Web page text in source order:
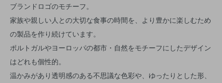
ブランドロゴのモチーフ。
家族や親しい人との大切な食事の時間を、より豊かに楽しむため
の製品を作り続けています。
ポルトガルやヨーロッパの都市・自然をモチーフにしたデザイン
はどれも個性的。
温かみがあり透明感のある不思議な色彩や、ゆったりとした形、